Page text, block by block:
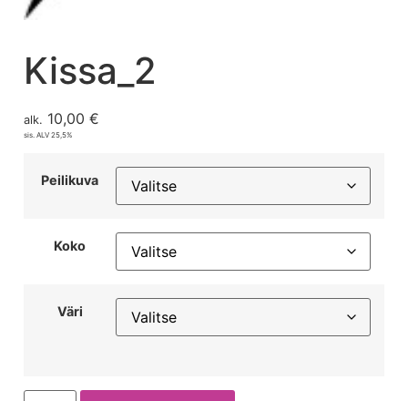
Kissa_2
alk. 10,00 €
sis. ALV 25,5%
Peilikuva
Koko
Väri